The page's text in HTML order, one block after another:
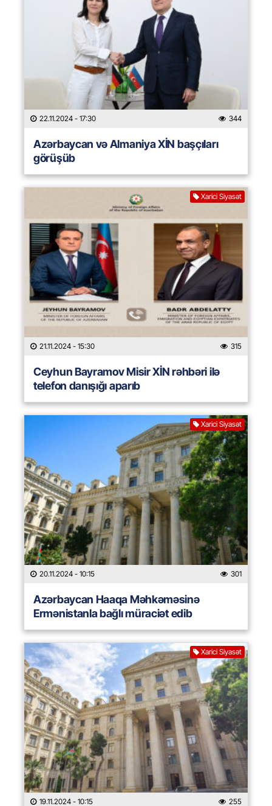
22.11.2024 - 17:30 344
Azərbaycan və Almaniya XİN başçıları
görüşüb
Xarici Siyasət
21.11.2024 - 15:30 315
Ceyhun Bayramov Misir XİN rəhbəri ilə
telefon danışığı aparıb
Xarici Siyasət
20.11.2024 - 10:15 301
Azərbaycan Haaqa Məhkəməsinə
Ermənistanla bağlı müraciət edib
Xarici Siyasət
19.11.2024 - 10:15 255